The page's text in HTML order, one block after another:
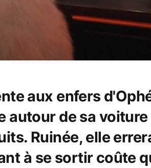
aux enfers
autour de sa voiture
Ruinée, elle
à se sortir coûte